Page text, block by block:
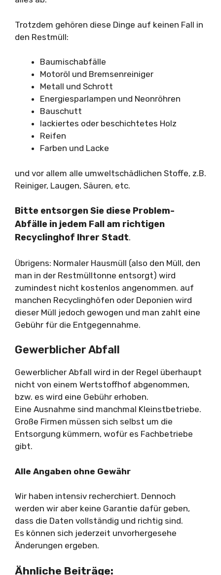
Trotzdem gehören diese Dinge auf keinen Fall in
den Restmüll:
Baumischabfälle
Motoröl und Bremsenreiniger
Metall und Schrott
Energiesparlampen und Neonröhren
Bauschutt
lackiertes oder beschichtetes Holz
Reifen
Farben und Lacke
und vor allem alle umweltschädlichen Stoffe, z.B.
Reiniger, Laugen, Säuren, etc.
Bitte entsorgen Sie diese Problem-
Abfälle in jedem Fall am richtigen
Recyclinghof Ihrer Stadt.
Übrigens: Normaler Hausmüll (also den Müll, den
man in der Restmülltonne entsorgt) wird
zumindest nicht kostenlos angenommen. auf
manchen Recyclinghöfen oder Deponien wird
dieser Müll jedoch gewogen und man zahlt eine
Gebühr für die Entgegennahme.
Gewerblicher Abfall
Gewerblicher Abfall wird in der Regel überhaupt
nicht von einem Wertstoffhof abgenommen,
bzw. es wird eine Gebühr erhoben.
Eine Ausnahme sind manchmal Kleinstbetriebe.
Große Firmen müssen sich selbst um die
Entsorgung kümmern, wofür es Fachbetriebe
gibt.
Alle Angaben ohne Gewähr
Wir haben intensiv recherchiert. Dennoch
werden wir aber keine Garantie dafür geben,
dass die Daten vollständig und richtig sind.
Es können sich jederzeit unvorhergesehe
Änderungen ergeben.
Ähnliche Beiträge: